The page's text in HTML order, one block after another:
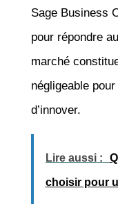
Sage Business
pour répondre
marché
négligeable
d’innover.
Lire aussi :
choisir pour